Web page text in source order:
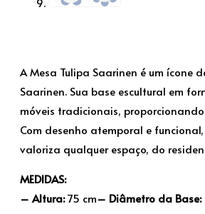
A Mesa Tulipa Saarinen é um ícone
Saarinen. Sua base escultural em
móveis tradicionais,
Com desenho atemporal e
valoriza qualquer espaço, do
MEDIDAS:
– Altura:75 cm– Diâmetro da Base: